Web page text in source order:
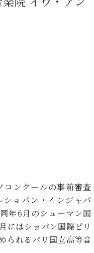
コンクールの事前審査
ショパン・インジャパ
年6月のシューマン国
にはショパン国際ピリ
られるパリ国立高等音